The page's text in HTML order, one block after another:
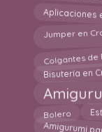
Aplicaciones
Jumper en
Colgantes
Bisutería en
Bolero